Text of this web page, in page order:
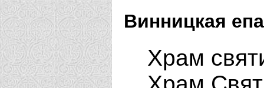
Винницкая
Храм